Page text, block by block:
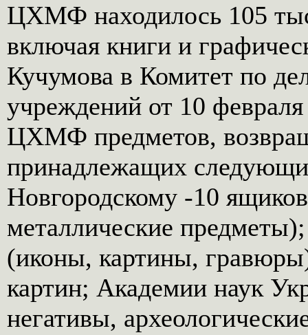
ЦХМФ находилось 105
включая книги и
Кучумова в Комитет по
учреждений от 10
ЦХМФ предметов,
принадлежащих
Новгородскому -10
металлические
(иконы, картины,
картин; Академии наук
негативы,